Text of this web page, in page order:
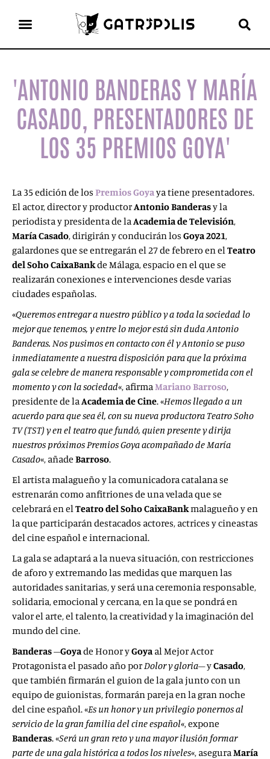
'ANTONIO BANDERAS Y MARÍA
CASADO, PRESENTADORES DE
LOS 35 PREMIOS GOYA'
La 35 edición de los Premios Goyaya tiene presentadores.
El actor, director y productorAntonio Banderasy la
periodista y presidenta de laAcademia de Televisión,
María Casado, dirigirán y conducirán los Goya 2021,
galardones que se entregarán el 27 de febrero en elTeatro
del Soho CaixaBankde Málaga, espacio en el que se
realizarán conexiones e intervenciones desde varias
ciudades españolas.
«Queremos entregar a nuestro público y a toda la sociedad lo
mejor que tenemos, y entre lo mejor está sin duda Antonio
Banderas. Nos pusimos en contacto con él y Antonio se puso
inmediatamente a nuestra disposición para que la próxima
gala se celebre de manera responsable y comprometida con el
momento y con la sociedad«, afirmaMariano Barroso,
presidente de laAcademia de Cine. «Hemos llegado a un
acuerdo para que sea él, con su nueva productora Teatro Soho
TV (TST) y en el teatro que fundó, quien presente y dirija
nuestros próximos Premios Goya acompañado de María
Casado«, añade Barroso.
El artista malagueño y la comunicadora catalana se
estrenarán como anfitriones de una velada que se
celebrará en elTeatro del Soho CaixaBankmalagueño y en
la que participarán destacados actores, actrices y cineastas
del cine español e internacional.
La gala se adaptará a la nueva situación, con restricciones
de aforo y extremando las medidas que marquen las
autoridades sanitarias, y será una ceremonia responsable,
solidaria, emocional y cercana, en la que se pondrá en
valor el arte, el talento, la creatividad y la imaginación del
mundo del cine.
Banderas–Goyade Honor yGoya al Mejor Actor
Protagonista el pasado año porDolor y gloria– yCasado,
que también firmarán el guion de la gala junto con un
equipo de guionistas, formarán pareja en la gran noche
del cine español. «Es un honor y un privilegio ponernos al
servicio de la gran familia del cine español«, expone
Banderas. «Será un gran reto y una mayor ilusión formar
parte de una gala histórica a todos los niveles«, aseguraMaría